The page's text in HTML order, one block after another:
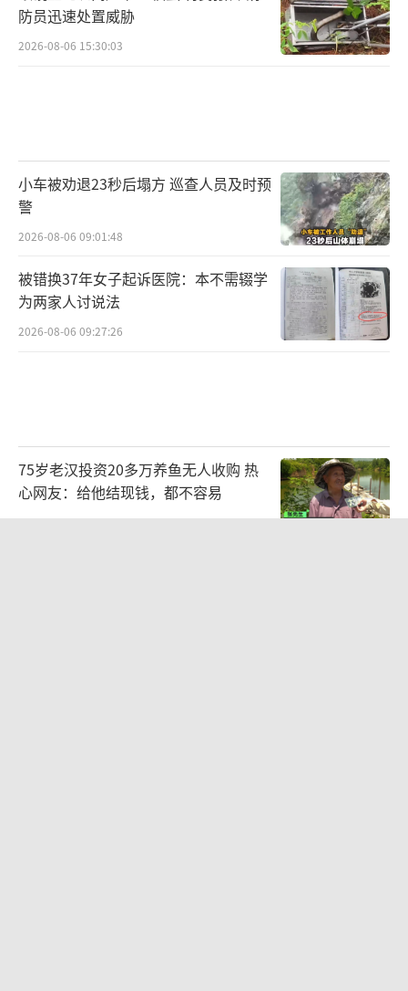
防员迅速处置威胁
2026-08-06 15:30:03
小车被劝退23秒后塌方 巡查人员及时预
警
2026-08-06 09:01:48
被错换37年女子起诉医院：本不需辍学
为两家人讨说法
2026-08-06 09:27:26
75岁老汉投资20多万养鱼无人收购 热
心网友：给他结现钱，都不容易
2026-08-06 16:44:32